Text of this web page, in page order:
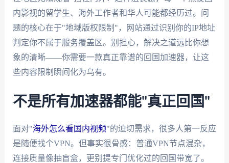
内影视的留学生、海外工作者和华人可能都经历过。问
题的核心在于"地域版权限制"，网站通过识别你的IP地址
判定你不属于服务覆盖区。别担心，解决之道远比你想
象的清晰——你需要一款真正靠谱的回国加速器，让这
些内容限制瞬间化为乌有。
不是所有加速器都能"真正回国"
面对"海外怎么看国内视频"的迫切需求，很多人第一反应
是随便找个VPN。但事实很骨感：普通VPN节点混杂，
连接质量像抽盲盒，更别提专门优化过的回国带宽了。